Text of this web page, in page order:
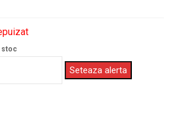
stoc
Seteaza alerta